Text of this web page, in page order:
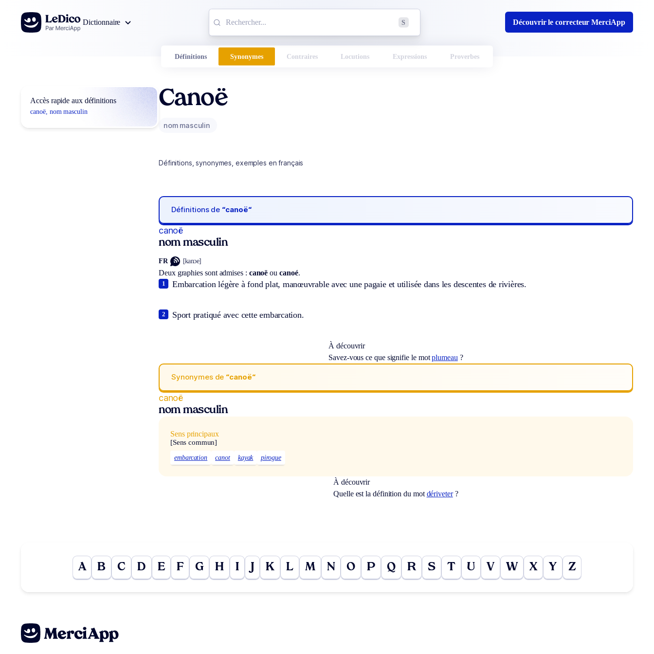
Aller au contenu
Dictionnaire
S Découvrir le correcteur MerciApp
Définitions Synonymes Contraires Locutions Expressions Proverbes
Accès rapide aux définitions
canoë, nom masculin
Canoë
nom masculin
Définitions, synonymes, exemples en français
Définitions de “canoë“
canoë
nom masculin
FR [kanɔe]
Deux graphies sont admises : canoë oucanoé.
Embarcation légère à fond plat, manœuvrable avec une pagaie et utilisée dans les descentes de rivières.
1
Sport pratiqué avec cette embarcation.
2
À découvrir
Savez-vous ce que signifie le motplumeau ?
Synonymes de “canoë“
canoë
nom masculin
Sens principaux
[Sens commun]
embarcation canot kayak pirogue
À découvrir
Quelle est la définition du mot dériveter?
A B C D E F G H I J K L M N O P Q R S T U V W X Y Z